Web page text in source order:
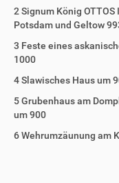
2 Signum König
Potsdam und Geltow
3 Feste eines
1000
4 Slawisches Haus um
5 Grubenhaus am
um 900
6 Wehrumzäunung am